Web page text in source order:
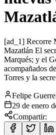
[ad_1] Recorre
Mazatlán El
Marqués; y el
acompañados
Torres y la
Felipe
29 de enero
Compartir: